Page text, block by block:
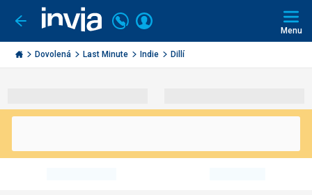
Jít
zpět
Invia.cz
Volejte
226
000
290
Přihlásit
Menu
Dovolená Last Minute Indie Dillí